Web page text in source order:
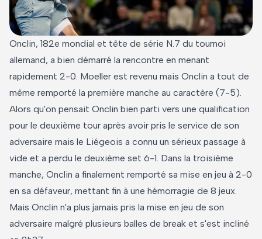
Onclin, 182e mondial et tête de série N.7 du tournoi
allemand, a bien démarré la rencontre en menant
rapidement 2-0. Moeller est revenu mais Onclin a tout de
même remporté la première manche au caractère (7-5).
Alors qu'on pensait Onclin bien parti vers une qualification
pour le deuxième tour après avoir pris le service de son
adversaire mais le Liégeois a connu un sérieux passage à
vide et a perdu le deuxième set 6-1. Dans la troisième
manche, Onclin a finalement remporté sa mise en jeu à 2-0
en sa défaveur, mettant fin à une hémorragie de 8 jeux.
Mais Onclin n'a plus jamais pris la mise en jeu de son
adversaire malgré plusieurs balles de break et s'est incliné